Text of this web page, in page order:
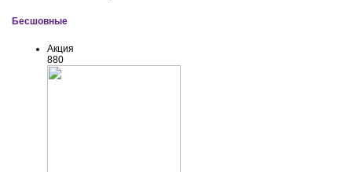
Бесшовные
Акция
880